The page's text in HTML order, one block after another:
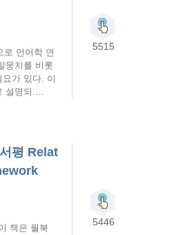
로 언어학 연
뭉치를 비롯
가 있다. 이
설명되....
5515
평 Relat
책은 월북
5446